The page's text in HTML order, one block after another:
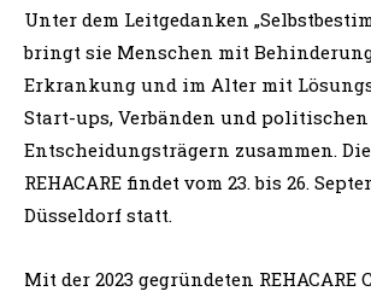
Unter dem Leitgedanken
bringt sie Menschen mit
Erkrankung und im Alter mit
Start-ups, Verbänden und politischen
Entscheidungsträgern zusammen.
REHACARE findet vom 23. bis 26.
Düsseldorf statt.
Mit der 2023 gegründeten REHACARE